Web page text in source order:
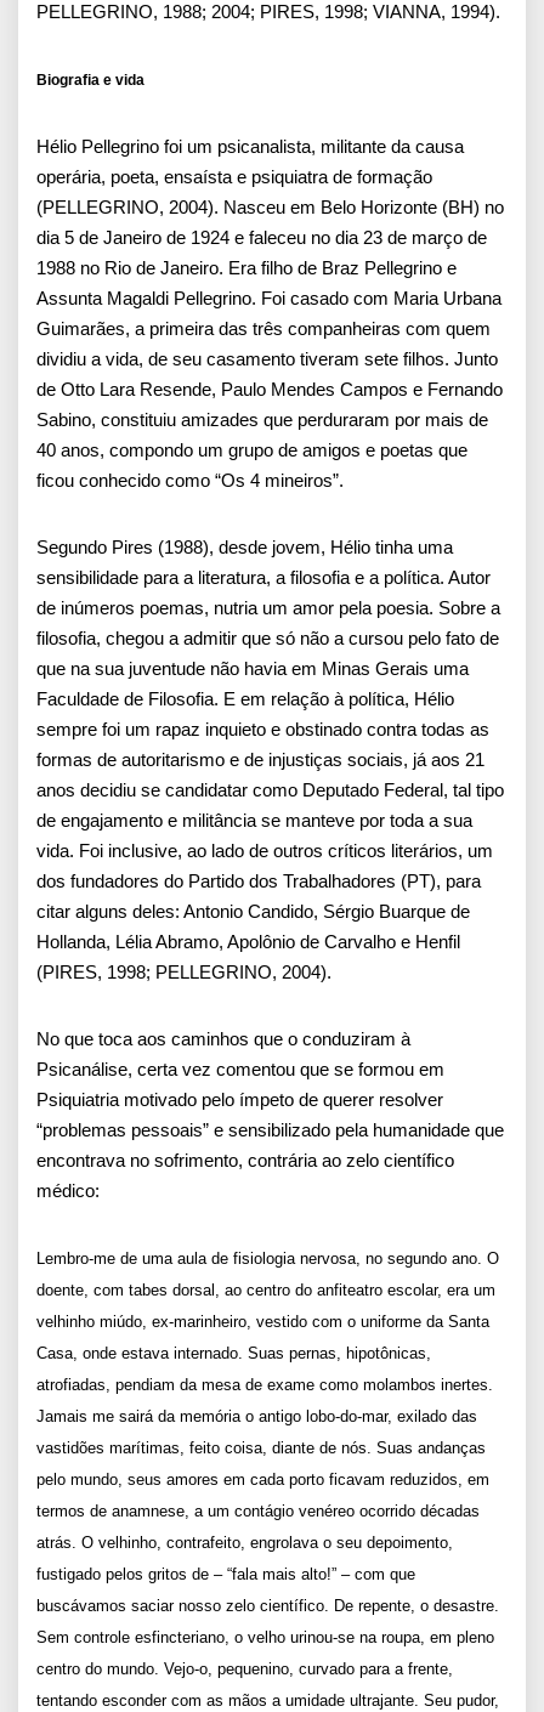
PELLEGRINO, 1988; 2004; PIRES, 1998; VIANNA, 1994).
Biografia e vida
Hélio Pellegrino foi um psicanalista, militante da causa
operária, poeta, ensaísta e psiquiatra de formação
(PELLEGRINO, 2004). Nasceu em Belo Horizonte (BH) no
dia 5 de Janeiro de 1924 e faleceu no dia 23 de março de
1988 no Rio de Janeiro. Era filho de Braz Pellegrino e
Assunta Magaldi Pellegrino. Foi casado com Maria Urbana
Guimarães, a primeira das três companheiras com quem
dividiu a vida, de seu casamento tiveram sete filhos. Junto
de Otto Lara Resende, Paulo Mendes Campos e Fernando
Sabino, constituiu amizades que perduraram por mais de
40 anos, compondo um grupo de amigos e poetas que
ficou conhecido como “Os 4 mineiros”.
Segundo Pires (1988), desde jovem, Hélio tinha uma
sensibilidade para a literatura, a filosofia e a política. Autor
de inúmeros poemas, nutria um amor pela poesia. Sobre a
filosofia, chegou a admitir que só não a cursou pelo fato de
que na sua juventude não havia em Minas Gerais uma
Faculdade de Filosofia. E em relação à política, Hélio
sempre foi um rapaz inquieto e obstinado contra todas as
formas de autoritarismo e de injustiças sociais, já aos 21
anos decidiu se candidatar como Deputado Federal, tal tipo
de engajamento e militância se manteve por toda a sua
vida. Foi inclusive, ao lado de outros críticos literários, um
dos fundadores do Partido dos Trabalhadores (PT), para
citar alguns deles: Antonio Candido, Sérgio Buarque de
Hollanda, Lélia Abramo, Apolônio de Carvalho e Henfil
(PIRES, 1998; PELLEGRINO, 2004).
No que toca aos caminhos que o conduziram à
Psicanálise, certa vez comentou que se formou em
Psiquiatria motivado pelo ímpeto de querer resolver
“problemas pessoais” e sensibilizado pela humanidade que
encontrava no sofrimento, contrária ao zelo científico
médico:
Lembro-me de uma aula de fisiologia nervosa, no segundo ano. O
doente, com tabes dorsal, ao centro do anfiteatro escolar, era um
velhinho miúdo, ex-marinheiro, vestido com o uniforme da Santa
Casa, onde estava internado. Suas pernas, hipotônicas,
atrofiadas, pendiam da mesa de exame como molambos inertes.
Jamais me sairá da memória o antigo lobo-do-mar, exilado das
vastidões marítimas, feito coisa, diante de nós. Suas andanças
pelo mundo, seus amores em cada porto ficavam reduzidos, em
termos de anamnese, a um contágio venéreo ocorrido décadas
atrás. O velhinho, contrafeito, engrolava o seu depoimento,
fustigado pelos gritos de – “fala mais alto!” – com que
buscávamos saciar nosso zelo científico. De repente, o desastre.
Sem controle esfincteriano, o velho urinou-se na roupa, em pleno
centro do mundo. Vejo-o, pequenino, curvado para a frente,
tentando esconder com as mãos a umidade ultrajante. Seu pudor,